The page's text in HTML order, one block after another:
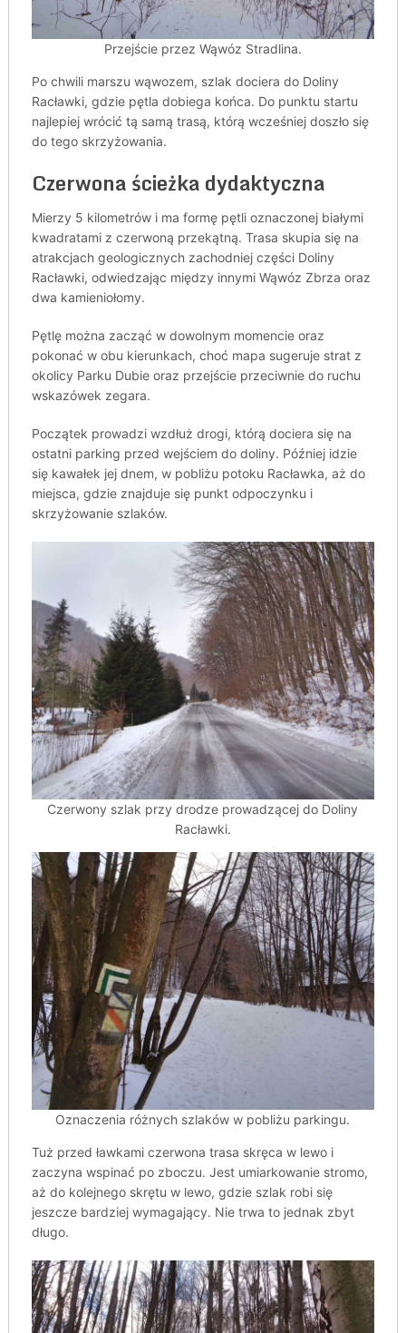
Przejście przez Wąwóz Stradlina.
Po chwili marszu wąwozem, szlak dociera do Doliny
Racławki, gdzie pętla dobiega końca. Do punktu startu
najlepiej wrócić tą samą trasą, którą wcześniej doszło się
do tego skrzyżowania.
Czerwona ścieżka dydaktyczna
Mierzy 5 kilometrów i ma formę pętli oznaczonej białymi
kwadratami z czerwoną przekątną. Trasa skupia się na
atrakcjach geologicznych zachodniej części Doliny
Racławki, odwiedzając między innymi Wąwóz Zbrza oraz
dwa kamieniołomy.
Pętlę można zacząć w dowolnym momencie oraz
pokonać w obu kierunkach, choć mapa sugeruje strat z
okolicy Parku Dubie oraz przejście przeciwnie do ruchu
wskazówek zegara.
Początek prowadzi wzdłuż drogi, którą dociera się na
ostatni parking przed wejściem do doliny. Później idzie
się kawałek jej dnem, w pobliżu potoku Racławka, aż do
miejsca, gdzie znajduje się punkt odpoczynku i
skrzyżowanie szlaków.
Czerwony szlak przy drodze prowadzącej do Doliny
Racławki.
Oznaczenia różnych szlaków w pobliżu parkingu.
Tuż przed ławkami czerwona trasa skręca w lewo i
zaczyna wspinać po zboczu. Jest umiarkowanie stromo,
aż do kolejnego skrętu w lewo, gdzie szlak robi się
jeszcze bardziej wymagający. Nie trwa to jednak zbyt
długo.